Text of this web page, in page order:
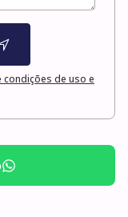
condições de uso e